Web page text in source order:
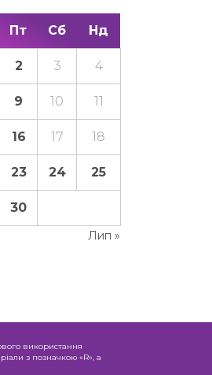
Пт Сб Нд
Лип »
2 3 4
9 10 11
16 17 18
23 24 25
30
використання
з позначкою «R», а